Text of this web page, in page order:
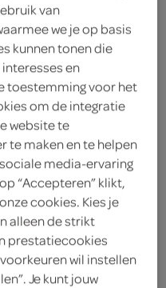
zichtbaar bij de
automatisch
vulling van SPAR
bij koffie, thee of
van
we je op basis
kunnen tonen die
en
toestemming voor het
om de integratie
website te
te maken en te helpen
media-ervaring
“Accepteren” klikt,
cookies. Kies je
alleen de strikt
prestatiecookies
wil instellen
Je kunt jouw